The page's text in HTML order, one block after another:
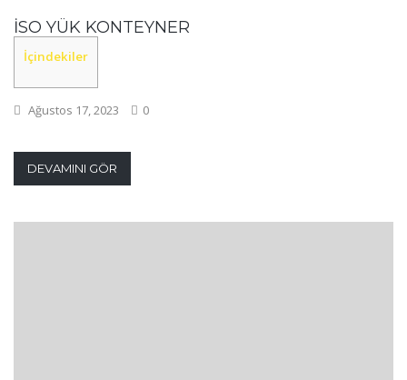
İSO YÜK KONTEYNER
İçindekiler
Ağustos 17, 2023 0
DEVAMINI GÖR